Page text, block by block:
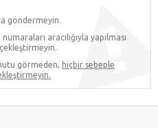
göndermeyin.
aracılığıyla yapılması
görmeden, hiçbir sebeple